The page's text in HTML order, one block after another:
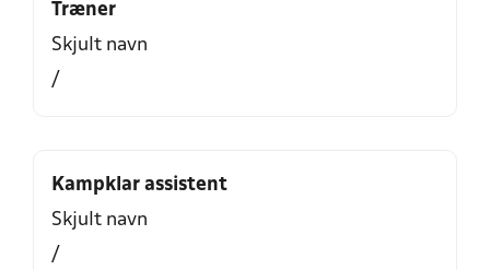
Træner
Skjult navn
/
Kampklar assistent
Skjult navn
/